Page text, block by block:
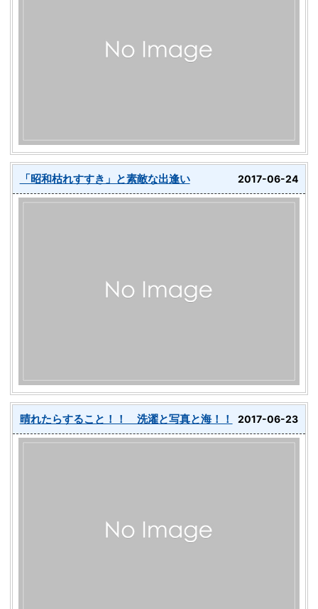
「昭和枯れすすき」と素敵な出逢い 2017-06-24
晴れたらすること！！ 洗濯と写真と海！！ 2017-06-23